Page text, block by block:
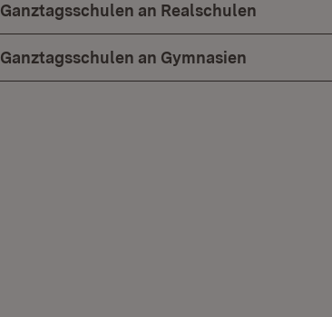
Ganztagsschulen an Realschulen
Ganztagsschulen an Gymnasien